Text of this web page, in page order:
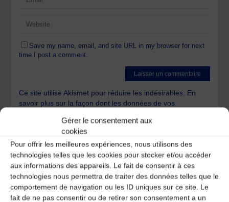
Gérer le consentement aux
cookies
Pour offrir les meilleures expériences, nous utilisons des
technologies telles que les cookies pour stocker et/ou accéder
aux informations des appareils. Le fait de consentir à ces
technologies nous permettra de traiter des données telles que le
comportement de navigation ou les ID uniques sur ce site. Le
fait de ne pas consentir ou de retirer son consentement a un
Save my name, email, and site URL in my browser for next
time I post a comment.
Ce site utilise Akismet pour réduire les indésirables. En
savoir plus sur la façon dont les données de vos